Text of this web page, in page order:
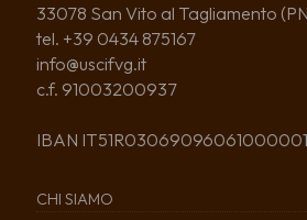
33078 San Vito al Tagliamento
tel. +39 0434 875167
info@uscifvg.it
c.f. 91003200937
IBAN
CHI SIAMO